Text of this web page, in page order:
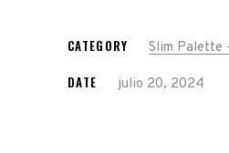
CATEGORY Slim Palette
DATE julio 20, 2024